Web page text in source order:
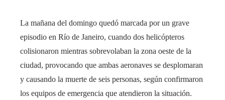
La mañana del domingo quedó marcada por un grave
episodio en Río de Janeiro, cuando dos helicópteros
colisionaron mientras sobrevolaban la zona oeste de la
ciudad, provocando que ambas aeronaves se desplomaran
y causando la muerte de seis personas, según confirmaron
los equipos de emergencia que atendieron la situación.